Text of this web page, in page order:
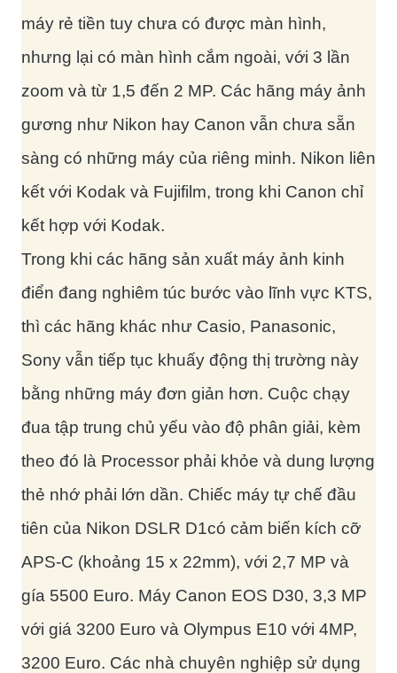
máy rẻ tiền tuy chưa có được màn hình,
nhưng lại có màn hình cắm ngoài, với 3 lần
zoom và từ 1,5 đến 2 MP. Các hãng máy ảnh
gương như Nikon hay Canon vẫn chưa sẵn
sàng có những máy của riêng minh. Nikon liên
kết với Kodak và Fujifilm, trong khi Canon chỉ
kết hợp với Kodak.
Trong khi các hãng sản xuất máy ảnh kinh
điển đang nghiêm túc bước vào lĩnh vực KTS,
thì các hãng khác như Casio, Panasonic,
Sony vẫn tiếp tục khuấy động thị trường này
bằng những máy đơn giản hơn. Cuộc chạy
đua tập trung chủ yếu vào độ phân giải, kèm
theo đó là Processor phải khỏe và dung lượng
thẻ nhớ phải lớn dần. Chiếc máy tự chế đầu
tiên của Nikon DSLR D1có cảm biến kích cỡ
APS-C (khoảng 15 x 22mm), với 2,7 MP và
gía 5500 Euro. Máy Canon EOS D30, 3,3 MP
với giá 3200 Euro và Olympus E10 với 4MP,
3200 Euro. Các nhà chuyên nghiệp sử dụng